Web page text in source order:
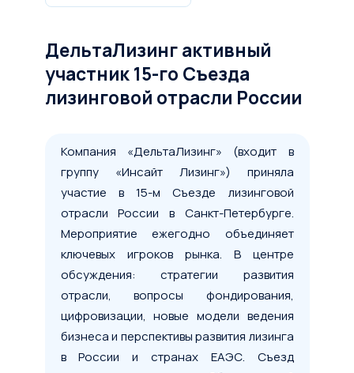
ДельтаЛизинг активный
участник 15-го Съезда
лизинговой отрасли России
Компания «ДельтаЛизинг» (входит в
группу «Инсайт Лизинг») приняла
участие в 15-м Съезде лизинговой
отрасли России в Санкт-Петербурге.
Мероприятие ежегодно объединяет
ключевых игроков рынка. В центре
обсуждения: стратегии развития
отрасли, вопросы фондирования,
цифровизации, новые модели ведения
бизнеса и перспективы развития лизинга
в России и странах ЕАЭС. Съезд